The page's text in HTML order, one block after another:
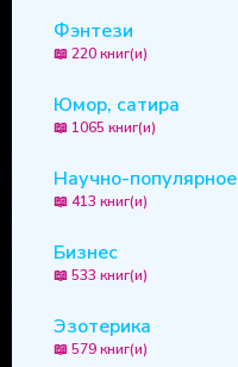
Фэнтези
📖 220 книг(и)
Юмор, сатира
📖 1065 книг(и)
Научно-популярное
📖 413 книг(и)
Бизнес
📖 533 книг(и)
Эзотерика
📖 579 книг(и)